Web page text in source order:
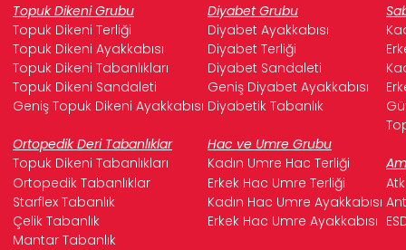
Topuk Dikeni Grubu Diyabet Grubu
Topuk Dikeni Terliği
Diyabet Ayakkabısı
Topuk Dikeni Ayakkabısı
Diyabet Terliği
Topuk Dikeni Tabanlıkları
Diyabet Sandaleti
Topuk Dikeni Sandaleti
Geniş Diyabet Ayakkabısı
Geniş Topuk Dikeni Ayakkabısı Diyabetik Tabanlık
Ortopedik Deri Tabanlıklar
Hac ve Umre Grubu
Topuk Dikeni Tabanlıkları
Kadın Umre Hac Terliği
Ortopedik Tabanlıklar
Erkek Hac Umre Terliği
Starflex Tabanlık
Kadın Hac Umre Ayakkabısı
Çelik Tabanlık
Erkek Hac Umre Ayakkabısı
Mantar Tabanlık